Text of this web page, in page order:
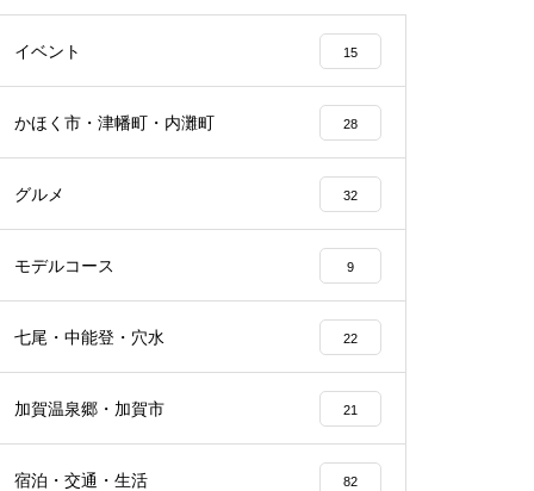
イベント 15
かほく市・津幡町・内灘町 28
グルメ 32
モデルコース 9
七尾・中能登・穴水 22
加賀温泉郷・加賀市 21
宿泊・交通・生活 82